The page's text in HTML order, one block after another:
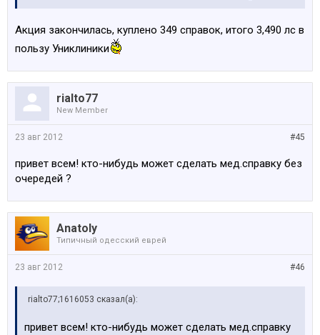
Акция закончилась, куплено 349 справок, итого 3,490 лс в
пользу Униклиники
rialto77
New Member
#45
23 авг 2012
привет всем! кто-нибудь может сделать мед.справку без
очередей ?
Anatoly
Типичный одесский еврей
#46
23 авг 2012
rialto77;1616053 сказал(а):
привет всем! кто-нибудь может сделать мед.справку